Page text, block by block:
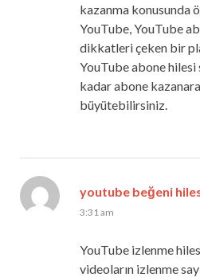
kazanma konusunda
YouTube, YouTube
dikkatleri çeken bir
YouTube abone
kadar abone
büyütebilirsiniz.
youtube beğeni
3:31 am
YouTube izlenme
videoların izlenme